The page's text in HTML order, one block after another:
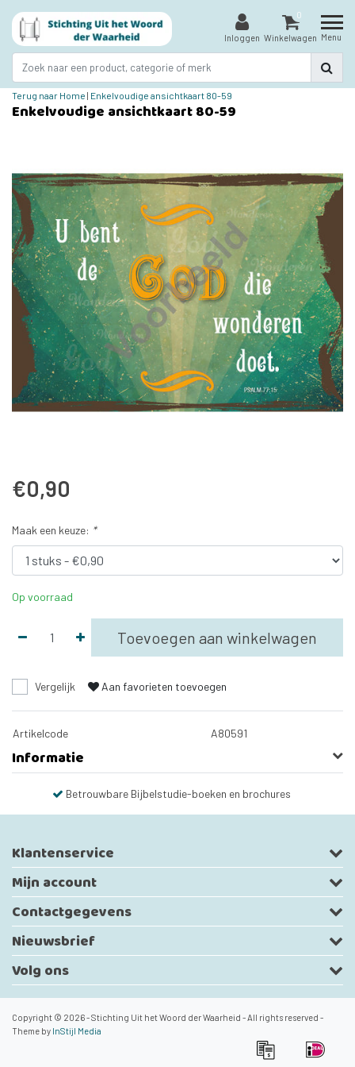
Inloggen
0
Winkelwagen Menu
Terug naar Home | Enkelvoudige ansichtkaart 80-59
Enkelvoudige ansichtkaart 80-59
€0,90
Maak een keuze: *
Op voorraad
Toevoegen aan winkelwagen
Vergelijk Aan favorieten toevoegen
Artikelcode A80591
Informatie
Betrouwbare Bijbelstudie-boeken en brochures
Klantenservice
Mijn account
Contactgegevens
Nieuwsbrief
Volg ons
Copyright © 2026 - Stichting Uit het Woord der Waarheid - All rights reserved -
Theme by InStijl Media